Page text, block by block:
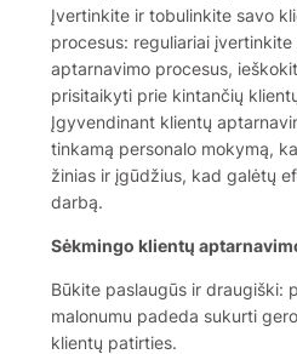
Įvertinkite ir tobulinkite savo
procesus: reguliariai įvertinkite
aptarnavimo procesus,
prisitaikyti prie kintančių
Įgyvendinant klientų
tinkamą personalo mokymą,
žinias ir įgūdžius, kad galėtų
darbą.
Sėkmingo klientų
Būkite paslaugūs ir draugiški:
malonumu padeda sukurti
klientų patirties.